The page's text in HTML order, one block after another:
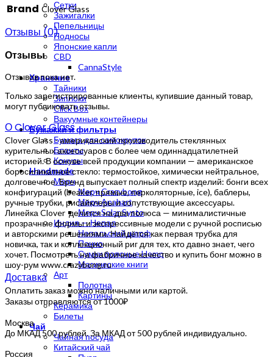
Сетки
Зажигалки
Пепельницы
Подносы
Японские капли
CBD
CannaStyle
Хранение
Тайники
Зиплоки
Click Box
Вакуумные контейнеры
Бумажки и фильтры
Бумага для самокруток
Бланты
Конусы
Handmade
Мерч
Мерч Crazybong
Мерч Anahart
Мерч Solar Systo
Индия — Непал
Непальский шарф
Пончо
Сумки поясные Hemp
Магические книги
Арт
Полотна
Картины
Керамика
Билеты
Чай
Чайная посуда
Китайский чай
Brand Clover Glass
Отзывы (0)
Отзывы
Отзывов пока нет.
Только зарегистрированные клиенты, купившие данный товар,
могут публиковать отзывы.
О Clover Glass
Clover Glass - американский производитель стеклянных
курительных аксессуаров с более чем одиннадцатилетней
историей. В основе всей продукции компании — американское
боросиликатное стекло: термостойкое, химически нейтральное,
долговечное. Бренд выпускает полный спектр изделий: бонги всех
конфигураций (beaker, прямые, перколяторные, ice), баблеры,
ручные трубки, рисайклеры и сопутствующие аксессуары.
Линейка Clover делится на два полюса — минималистичные
прозрачные формы и экспрессивные модели с ручной росписью
и авторскими решениями. Найдётся как первая трубка для
новичка, так и коллекционный риг для тех, кто давно знает, чего
хочет. Посмотреть на фабричное качество и купить бонг можно в
шоу-рум www.crazybong.ru
Доставка
Оплатить заказ можно наличными или картой.
Заказы отправляются от 1000₽
Москва
До МКАД 500 рублей. За МКАД от 500 рублей индивидуально.
Россия